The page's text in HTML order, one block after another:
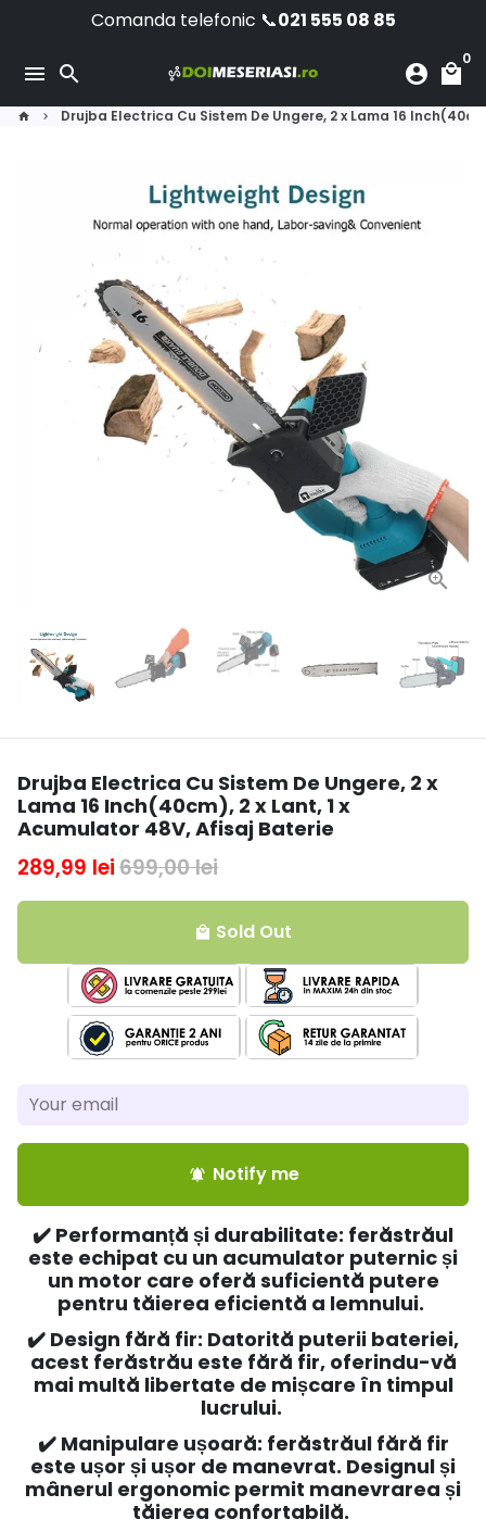
conținut
Comanda telefonic 📞021 555 08 85
menu search account_circle local_mall
0
home keyboard_arrow_right Drujba Electrica Cu Sistem De Ungere, 2 x Lama 16
Drujba Electrica Cu Sistem De Ungere, 2 x
Lama 16 Inch(40cm), 2 x Lant, 1 x
Acumulator 48V, Afisaj Baterie
289,99 lei699,00 lei
local_mall Sold Out
notifications_active Notify me
✔️ Performanță și durabilitate: ferăstrăul
este echipat cu un acumulator puternic și
un motor care oferă suficientă putere
pentru tăierea eficientă a lemnului.
✔️ Design fără fir: Datorită puterii bateriei,
acest ferăstrău este fără fir, oferindu-vă
mai multă libertate de mișcare în timpul
lucrului.
✔️ Manipulare ușoară: ferăstrăul fără fir
este ușor și ușor de manevrat. Designul și
mânerul ergonomic permit manevrarea și
tăierea confortabilă.